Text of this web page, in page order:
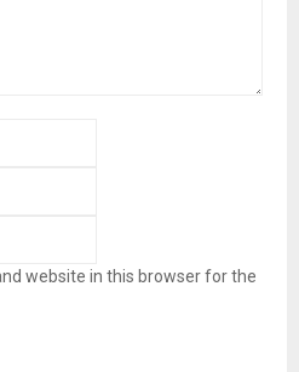
website in this browser for the